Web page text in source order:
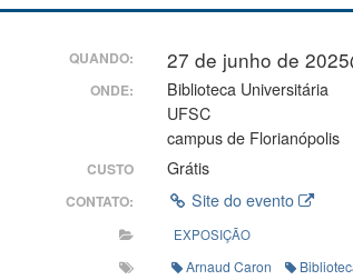
QUANDO: 27 de junho de
ONDE:
Biblioteca Universitária
UFSC
campus de Florianópolis
CUSTO Grátis
CONTATO: Site do evento
EXPOSIÇÃO
Arnaud Caron